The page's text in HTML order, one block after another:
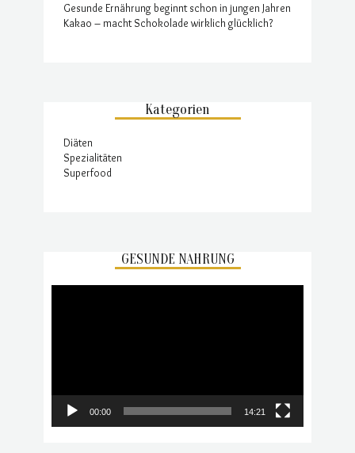
Gesunde Ernährung beginnt schon in jungen Jahren
Kakao – macht Schokolade wirklich glücklich?
Kategorien
Diäten
Spezialitäten
Superfood
GESUNDE NAHRUNG
00:00 14:21